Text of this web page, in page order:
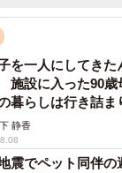
子を一人にしてき
施設に入った90歳
暮らしは行き詰
静香
震でペット同伴